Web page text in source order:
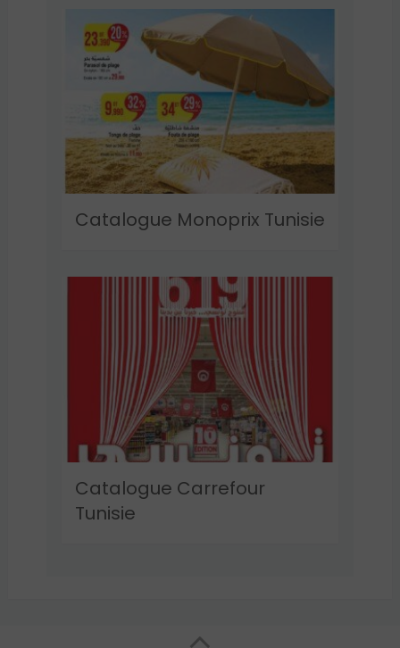
Catalogue Monoprix Tunisie
Catalogue Carrefour
Tunisie